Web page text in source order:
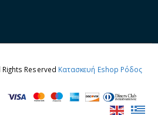
Reserved Κατασκευή Eshop Ρόδος